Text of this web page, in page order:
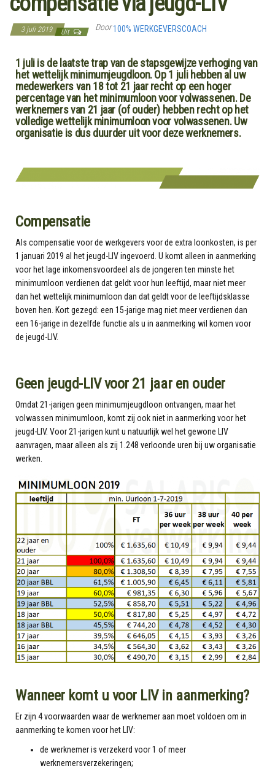
3 juli 2019 Uit Door100% WERKGEVERSCOACH
1 juli is de laatste trap van de stapsgewijze verhoging van
het wettelijk minimumjeugdloon. Op 1 juli hebben al uw
medewerkers van 18 tot 21 jaar recht op een hoger
percentage van het minimumloon voor volwassenen. De
werknemers van 21 jaar (of ouder) hebben recht op het
volledige wettelijk minimumloon voor volwassenen. Uw
organisatie is dus duurder uit voor deze werknemers.
Compensatie
Als compensatie voor de werkgevers voor de extra loonkosten, is per
1 januari 2019 al het jeugd-LIV ingevoerd. U komt alleen in aanmerking
voor het lage inkomensvoordeel als de jongeren ten minste het
minimumloon verdienen dat geldt voor hun leeftijd, maar niet meer
dan het wettelijk minimumloon dan dat geldt voor de leeftijdsklasse
boven hen. Kort gezegd: een 15-jarige mag niet meer verdienen dan
een 16-jarige in dezelfde functie als u in aanmerking wil komen voor
de jeugd-LIV.
Geen jeugd-LIV voor 21 jaar en ouder
Omdat 21-jarigen geen minimumjeugdloon ontvangen, maar het
volwassen minimumloon, komt zij ook niet in aanmerking voor het
jeugd-LIV. Voor 21-jarigen kunt u natuurlijk wel het gewone LIV
aanvragen, maar alleen als zij 1.248 verloonde uren bij uw organisatie
werken.
Wanneer komt u voor LIV in aanmerking?
Er zijn 4 voorwaarden waar de werknemer aan moet voldoen om in
aanmerking te komen voor het LIV:
de werknemer is verzekerd voor 1 of meer
werknemersverzekeringen;